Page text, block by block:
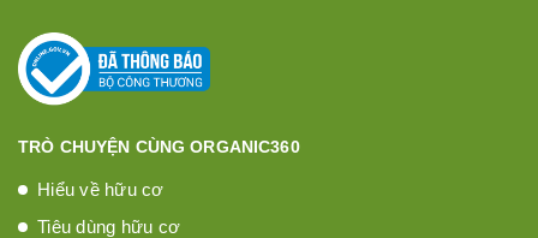
TRÒ CHUYỆN CÙNG ORGANIC360
Hiểu về hữu cơ
Tiêu dùng hữu cơ